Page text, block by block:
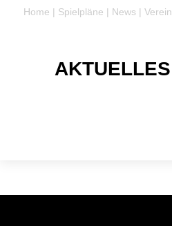
Home | Spielpläne | News | Verein
AKTUELLES